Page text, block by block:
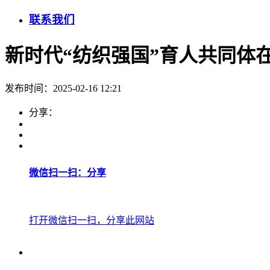
联系我们
新时代“纺织强国”育人共同体
发布时间：2025-02-16 12:21
分享：
微信扫一扫：分享
打开微信扫一扫，分享此网站